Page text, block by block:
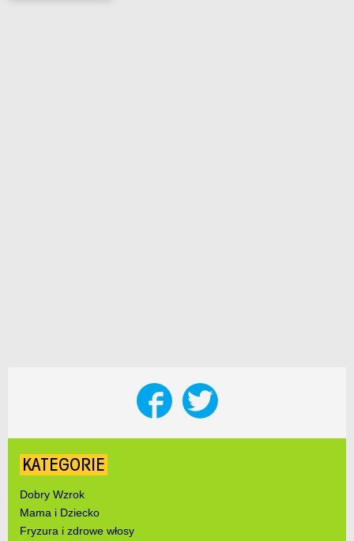
KATEGORIE
Dobry Wzrok
Mama i Dziecko
Fryzura i zdrowe włosy